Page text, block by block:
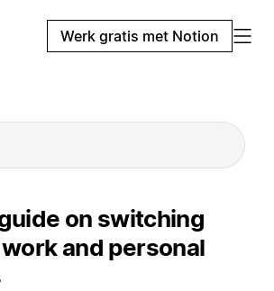
Werk gratis met Notion
on switching
and personal